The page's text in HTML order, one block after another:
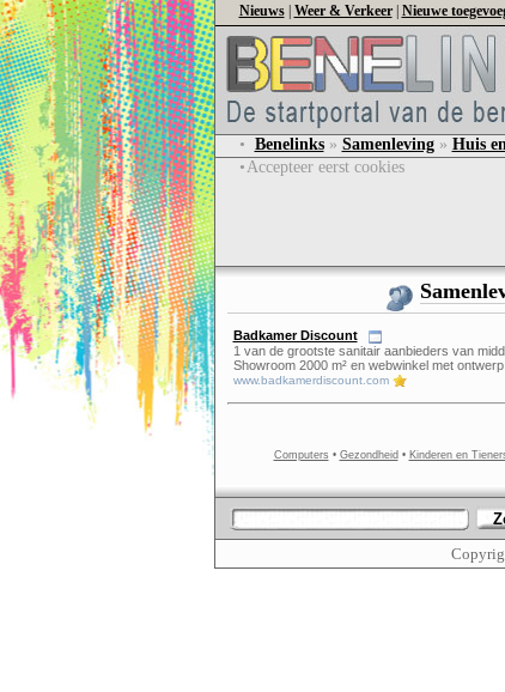
Nieuws| Weer & Verkeer| Nieuwe
• Benelinks» Samenleving» Huis
•Accepteer eerst cookies
Badkamer Discount
1 van de grootste sanitair aanbieders van
Showroom 2000 m² en webwinkel met ontwerp
www.badkamerdiscount.com
Computers • Gezondheid • Kinderen en